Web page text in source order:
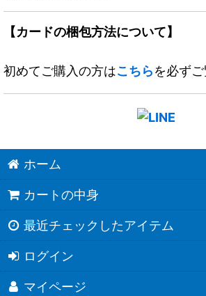
【カードの梱包方法について】
初めてご購入の方はこちらを必ずご
ホーム
カートの中身
最近チェックしたアイテム
ログイン
マイページ